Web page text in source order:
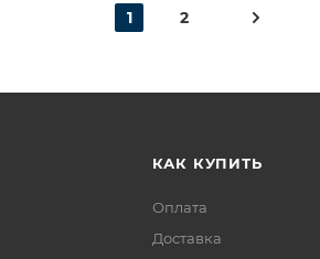
1 2
КАК КУПИТЬ
Оплата
Доставка